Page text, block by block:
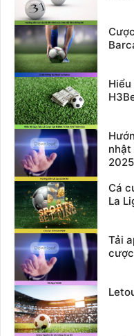
nhật
2025
Cá
La
Tải